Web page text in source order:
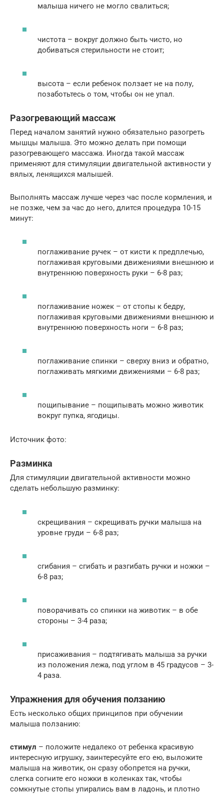
малыша ничего не могло свалиться;
чистота – вокруг должно быть чисто, но
добиваться стерильности не стоит;
высота – если ребенок ползает не на полу,
позаботьтесь о том, чтобы он не упал.
Разогревающий массаж
Перед началом занятий нужно обязательно разогреть
мышцы малыша. Это можно делать при помощи
разогревающего массажа. Иногда такой массаж
применяют для стимуляции двигательной активности у
вялых, ленящихся малышей.
Выполнять массаж лучше через час после кормления, и
не позже, чем за час до него, длится процедура 10-15
минут:
поглаживание ручек – от кисти к предплечью,
поглаживая круговыми движениями внешнюю и
внутреннюю поверхность руки – 6-8 раз;
поглаживание ножек – от стопы к бедру,
поглаживая круговыми движениями внешнюю и
внутреннюю поверхность ноги – 6-8 раз;
поглаживание спинки – сверху вниз и обратно,
поглаживать мягкими движениями – 6-8 раз;
пощипывание – пощипывать можно животик
вокруг пупка, ягодицы.
Источник фото:
Разминка
Для стимуляции двигательной активности можно
сделать небольшую разминку:
скрещивания – скрещивать ручки малыша на
уровне груди – 6-8 раз;
сгибания – сгибать и разгибать ручки и ножки –
6-8 раз;
поворачивать со спинки на животик – в обе
стороны – 3-4 раза;
присаживания – подтягивать малыша за ручки
из положения лежа, под углом в 45 градусов – 3-
4 раза.
Упражнения для обучения ползанию
Есть несколько общих принципов при обучении
малыша ползанию:
стимул – положите недалеко от ребенка красивую
интересную игрушку, заинтересуйте его ею, выложите
малыша на животик, он сразу обопрется на ручки,
слегка согните его ножки в коленках так, чтобы
сомкнутые стопы упирались вам в ладонь, и плотно